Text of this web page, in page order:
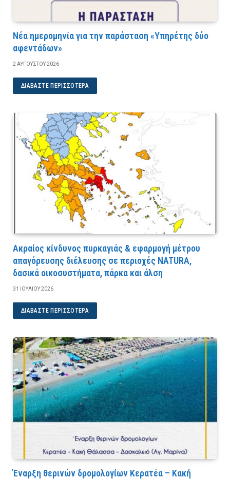
Νέα ημερομηνία για την παράσταση «Υπηρέτης δύο
αφεντάδων»
2 ΑΥΓΟΎΣΤΟΥ 2026
ΔΙΑΒΆΣΤΕ ΠΕΡΙΣΣΌΤΕΡΑ
Ακραίος κίνδυνος πυρκαγιάς & εφαρμογή μέτρου
απαγόρευσης διέλευσης σε περιοχές NATURA,
δασικά οικοσυστήματα, πάρκα και άλση
31 ΙΟΥΛΊΟΥ 2026
ΔΙΑΒΆΣΤΕ ΠΕΡΙΣΣΌΤΕΡΑ
Έναρξη θερινών δρομολογίων Κερατέα – Κακή